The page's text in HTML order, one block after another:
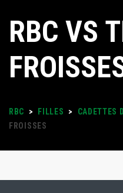
RBC VS
RBC > FILLES > CADETTES
FROISSES